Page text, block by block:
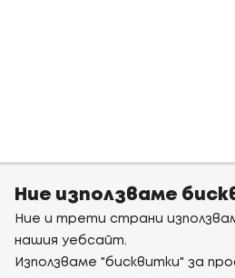
Ние използваме
Ние и трети страни
нашия уебсайт.
Използваме "бисквитки" за